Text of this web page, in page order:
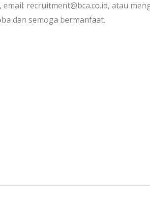
recruitment@bca.co.id, atau
dan semoga bermanfaat.